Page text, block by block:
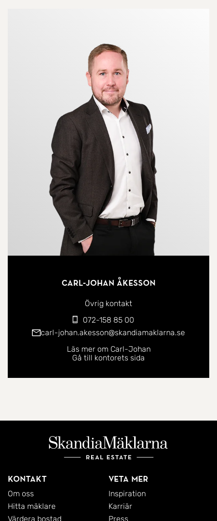
Carl-Johan Åkesson
Övrig kontakt
072-158 85 00
carl-johan.akesson@skandiamaklarna.se
Läs mer om Carl-Johan
Gå till kontorets sida
Kontakt
Om oss
Hitta mäklare
Värdera bostad
Veta mer
Inspiration
Karriär
Press